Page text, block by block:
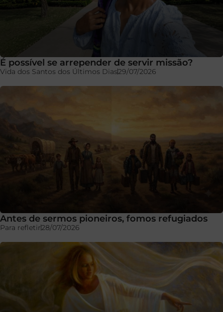
É possível se arrepender de servir missão?
Vida dos Santos dos Últimos Dias29/07/2026
Antes de sermos pioneiros, fomos refugiados
Para refletir28/07/2026